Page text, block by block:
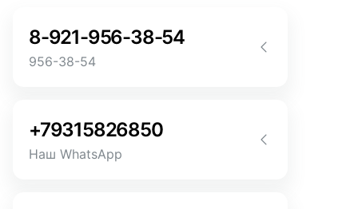
8-921-956-38-54
956-38-54
роботов и автоответчиков!
+79315826850
Наш WhatsApp